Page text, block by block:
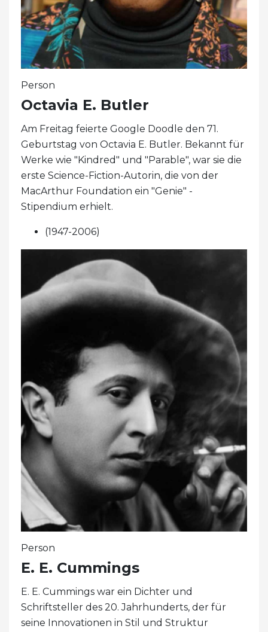
Person
Octavia E. Butler
Am Freitag feierte Google Doodle den 71.
Geburtstag von Octavia E. Butler. Bekannt für
Werke wie "Kindred" und "Parable", war sie die
erste Science-Fiction-Autorin, die von der
MacArthur Foundation ein "Genie" -
Stipendium erhielt.
(1947-2006)
Person
E. E. Cummings
E. E. Cummings war ein Dichter und
Schriftsteller des 20. Jahrhunderts, der für
seine Innovationen in Stil und Struktur